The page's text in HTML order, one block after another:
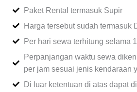
Paket Rental termasuk Supir
Harga tersebut sudah termasuk
Per hari sewa terhitung selama
Perpanjangan waktu sewa
per jam sesuai jenis kendaraan
Di luar ketentuan di atas dapat